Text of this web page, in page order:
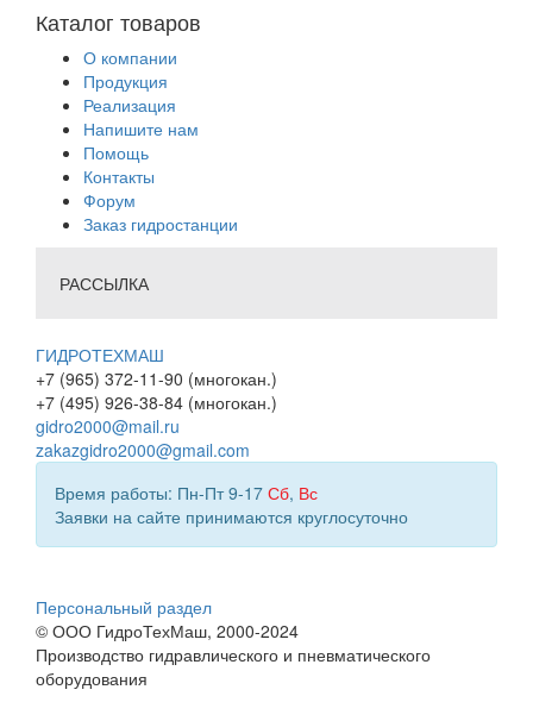
Каталог товаров
О компании
Продукция
Реализация
Напишите нам
Помощь
Контакты
Форум
Заказ гидростанции
РАССЫЛКА
ГИДРОТЕХМАШ
+7 (965) 372-11-90 (многокан.)
+7 (495) 926-38-84 (многокан.)
gidro2000@mail.ru
zakazgidro2000@gmail.com
Время работы: Пн-Пт 9-17 Сб, Вс
Заявки на сайте принимаются круглосуточно
Персональный раздел
© ООО ГидроТехМаш, 2000-2024
Производство гидравлического и пневматического
оборудования